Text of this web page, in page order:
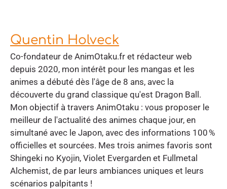
Quentin Holveck
Co-fondateur de AnimOtaku.fr et rédacteur web
depuis 2020, mon intérêt pour les mangas et les
animes a débuté dès l'âge de 8 ans, avec la
découverte du grand classique qu'est Dragon Ball.
Mon objectif à travers AnimOtaku : vous proposer le
meilleur de l'actualité des animes chaque jour, en
simultané avec le Japon, avec des informations 100 %
officielles et sourcées. Mes trois animes favoris sont
Shingeki no Kyojin, Violet Evergarden et Fullmetal
Alchemist, de par leurs ambiances uniques et leurs
scénarios palpitants !